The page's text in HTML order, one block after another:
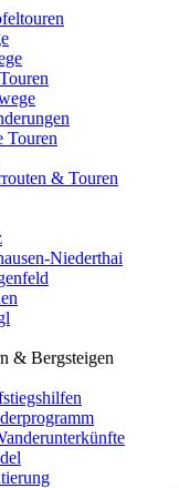
& Touren
Niederthai
& Bergsteigen